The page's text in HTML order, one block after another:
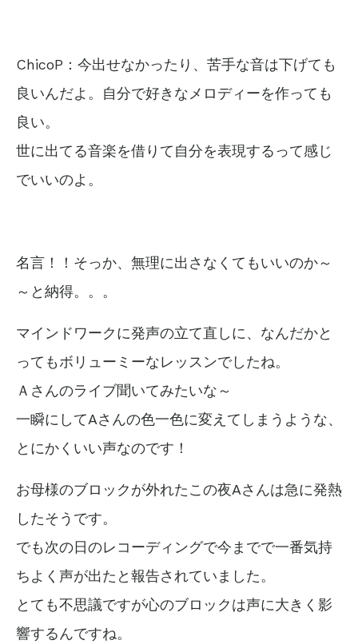
ChicoP：今出せなかったり、苦手な音は下げても
良いんだよ。自分で好きなメロディーを作っても
良い。
世に出てる音楽を借りて自分を表現するって感じ
でいいのよ。
名言！！そっか、無理に出さなくてもいいのか～
～と納得。。。
マインドワークに発声の立て直しに、 なんだかと
ってもボリューミーなレッスンでしたね。
Ａさんのライブ聞いてみたいな～
一瞬にしてAさんの色一色に変えてしまうような、
とにかくいい声なのです！
お母様のブロックが外れたこの夜Aさんは急に発熱
したそうです。
でも次の日のレコーディングで今までで一番気持
ちよく声が出たと報告されていました。
とても不思議ですが心のブロックは声に大きく影
響するんですね。